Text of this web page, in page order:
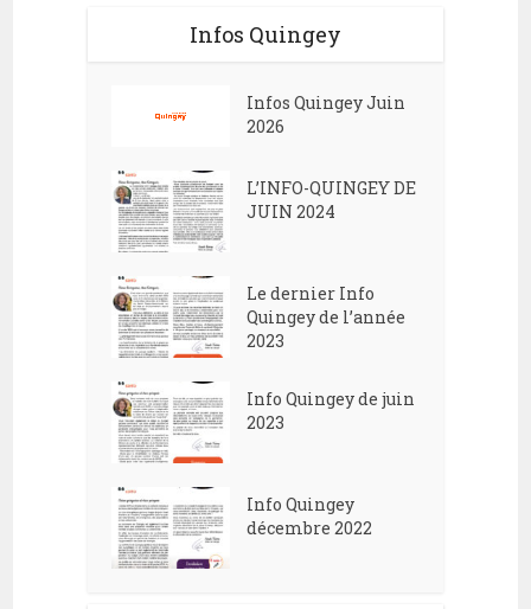
Infos Quingey
Infos Quingey Juin
2026
L’INFO-QUINGEY DE
JUIN 2024
Le dernier Info
Quingey de l’année
2023
Info Quingey de juin
2023
Info Quingey
décembre 2022